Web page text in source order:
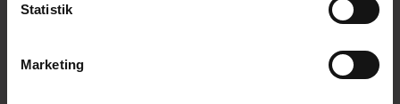
Statistik
Marketing